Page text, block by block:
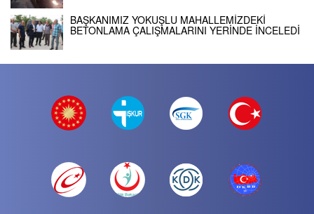
BAŞKANIMIZ YOKUŞLU MAHALLEMİZDEKİ
BETONLAMA ÇALIŞMALARINI YERİNDE İNCELEDİ